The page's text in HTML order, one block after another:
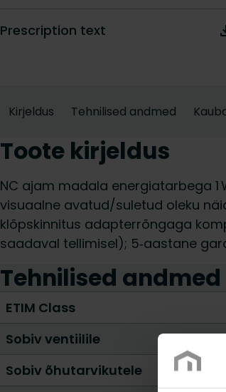
Prescription text
Kirjeldus Tehnilised andmed
Toote kirjeldus
NC ajam madala energiatarbega 1
visuaalne avatud/suletud oleku
klõpskinnitus adapterrõngaga
saadaval tellimisel); 5‑aastane
Tehnilised andmed
ETIM Class
Sobiv ventiilile
Sobiv õhutarvikutele